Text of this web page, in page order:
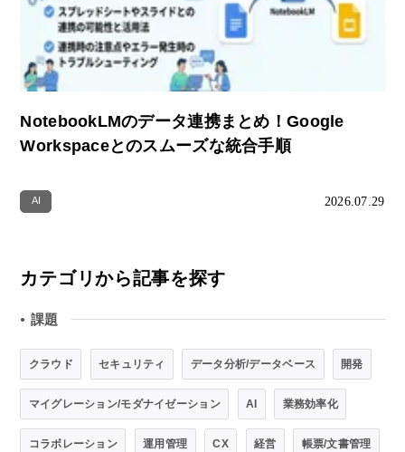
NotebookLMのデータ連携まとめ！Google
Workspaceとのスムーズな統合手順
AI 2026.07.29
カテゴリから記事を探す
● 課題
クラウド セキュリティ データ分析/データベース 開発
マイグレーション/モダナイゼーション AI 業務効率化
コラボレーション 運用管理 CX 経営 帳票/文書管理